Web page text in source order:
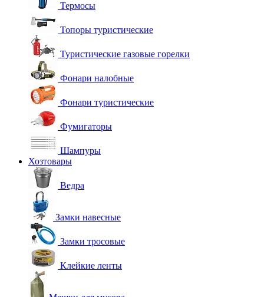
Термосы
Топоры туристические
Туристические газовые горелки
Фонари налобные
Фонари туристические
Фумигаторы
Шампуры
Хозтовары
Ведра
Замки навесные
Замки тросовые
Клейкие ленты